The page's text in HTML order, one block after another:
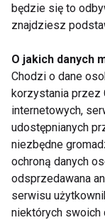
mineralne
nas przed
Po trzecie -
zasięgu ręki
Wartościowymi
orzechy,
źródło
tłuszczowych,
komórek
będzie się to
znajdziesz
O jakich danych
Chodzi o dane
korzystania przez
internetowych,
udostępnianych
niezbędne
ochroną danych
odsprzedawana
serwisu
niektórych swoich